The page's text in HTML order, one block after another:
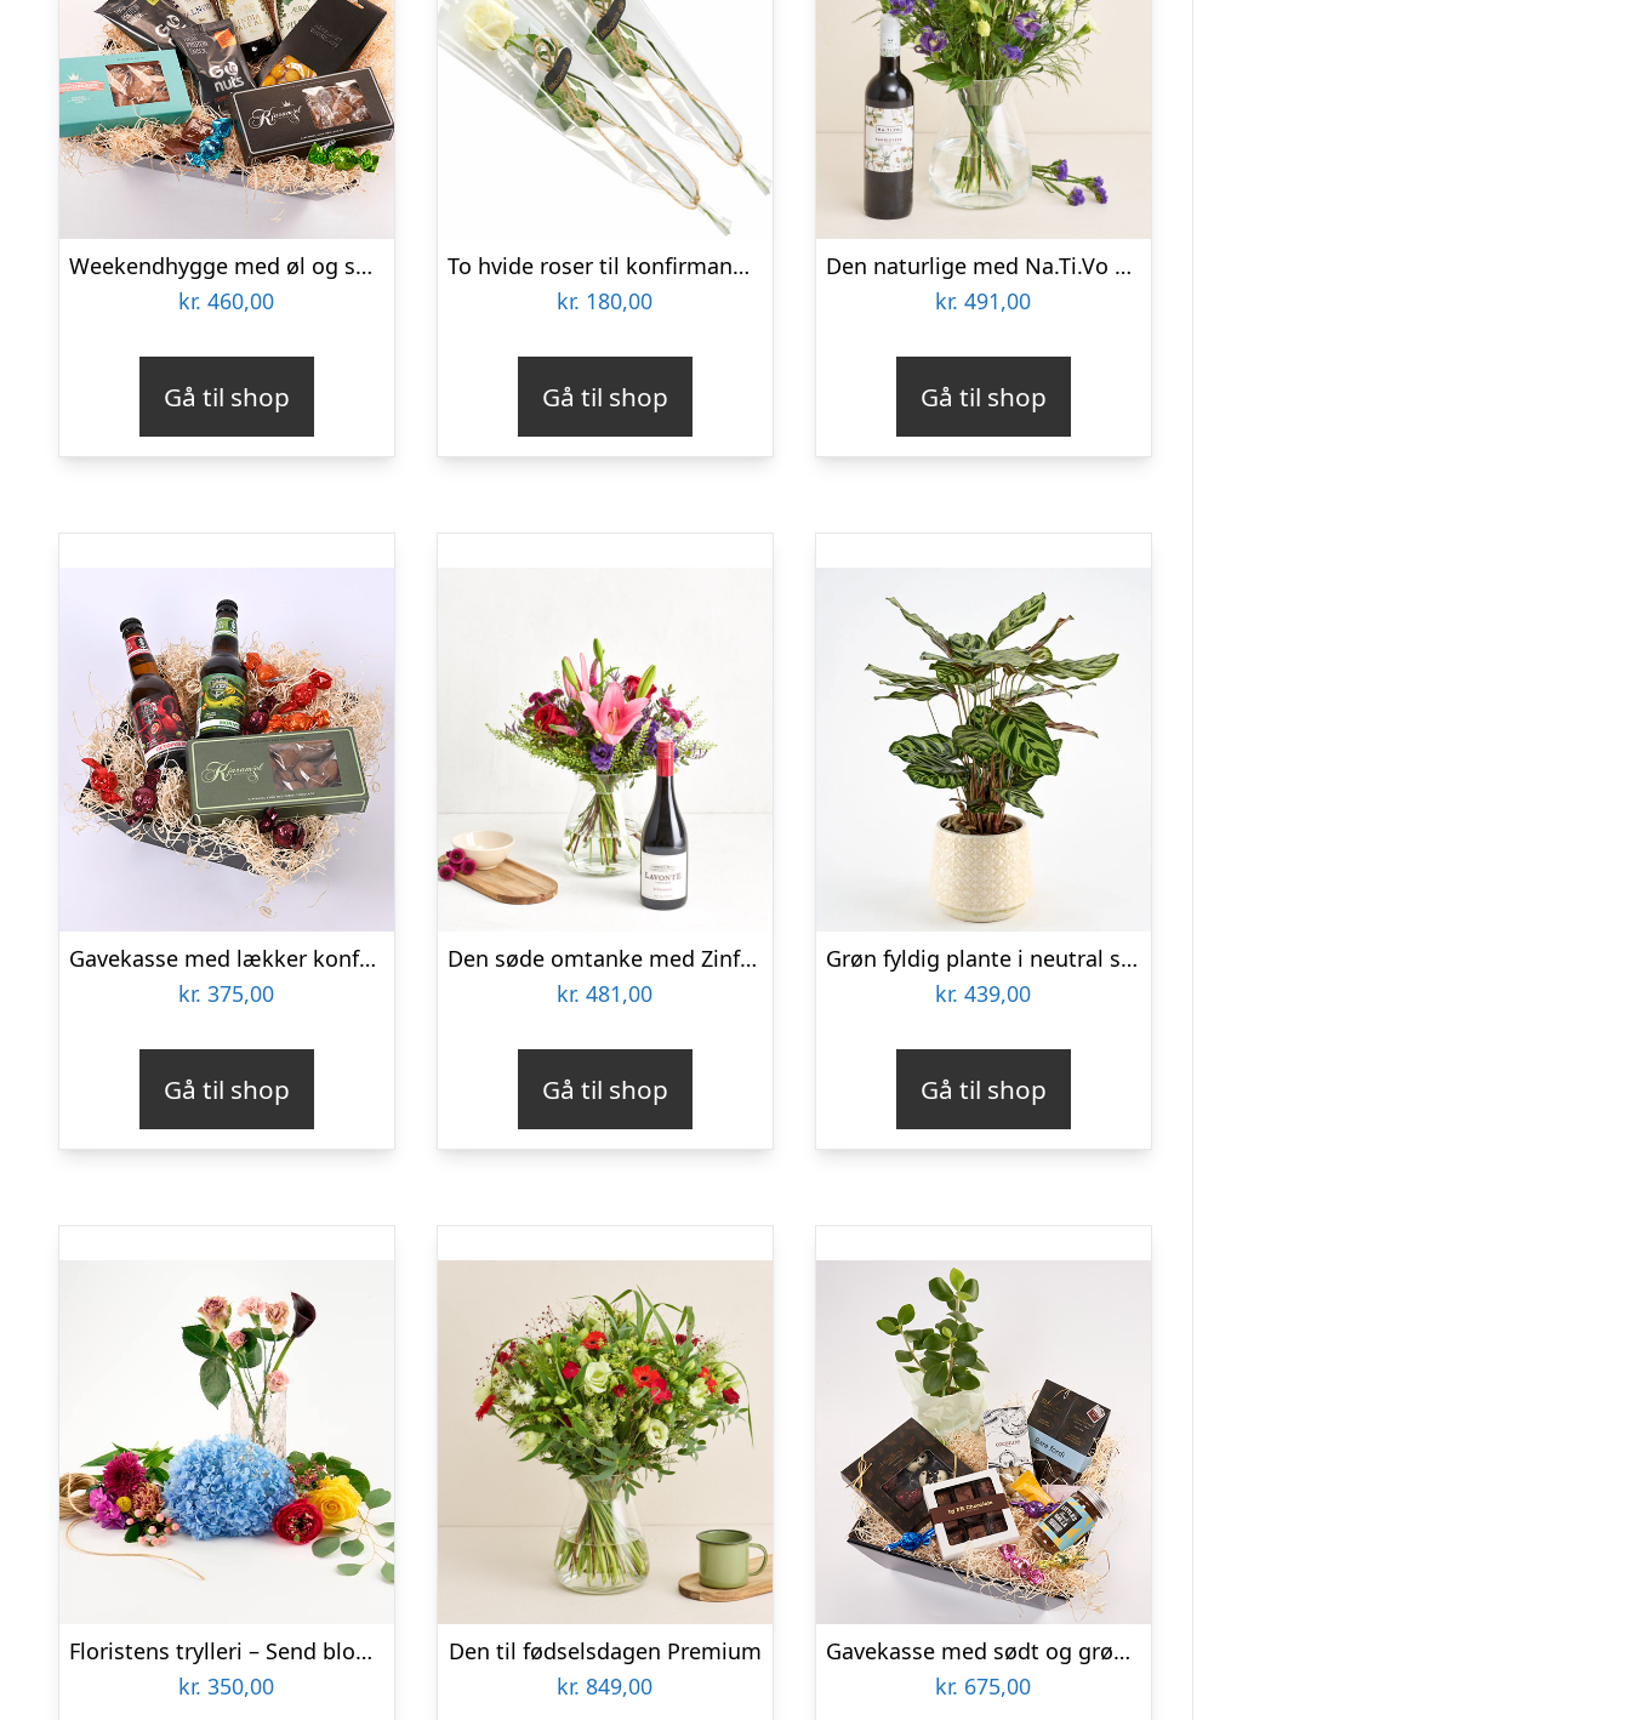
Weekendhygge med øl og snacks – Send blomster med Bloomit
kr. 460,00
Gå til shop
To hvide roser til konfirmanderne – Send blomster med Bloomit
kr. 180,00
Gå til shop
Den naturlige med Na.Ti.Vo Sangiovese Organic
kr. 491,00
Gå til shop
Gavekasse med lækker konfekture og øl – Send blomster med Bloomit
kr. 375,00
Gå til shop
Den søde omtanke med Zinfandel
kr. 481,00
Gå til shop
Grøn fyldig plante i neutral skjuler – Send blomster med Bloomit
kr. 439,00
Gå til shop
Floristens trylleri – Send blomster med Bloomit
kr. 350,00
Den til fødselsdagen Premium
kr. 849,00
Gavekasse med sødt og grønt – Send blomster med Bloomit
kr. 675,00